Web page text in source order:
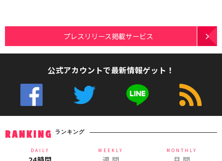
プレスリリース掲載サービス
公式アカウントで最新情報ゲット！
RANKING ランキング
DAILY WEEKLY MONTHLY